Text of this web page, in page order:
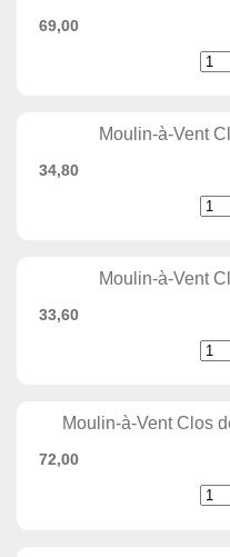
69,00
Moulin-à-Vent
34,80
Moulin-à-Vent
33,60
Moulin-à-Vent Clos
72,00